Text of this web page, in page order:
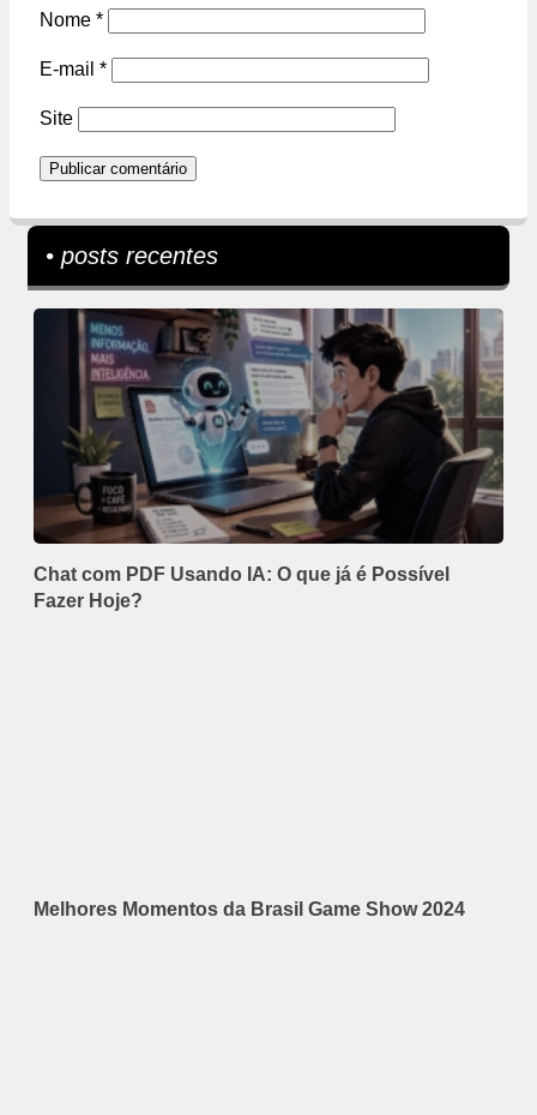
Nome *
E-mail *
Site
• posts recentes
Chat com PDF Usando IA: O que já é Possível
Fazer Hoje?
Melhores Momentos da Brasil Game Show 2024